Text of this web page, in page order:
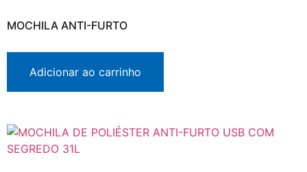
MOCHILA ANTI-FURTO
Adicionar ao carrinho